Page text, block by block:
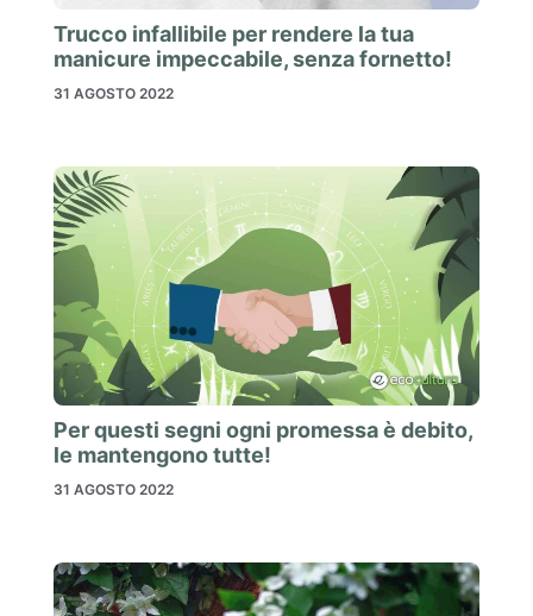
Trucco infallibile per rendere la tua
manicure impeccabile, senza fornetto!
31 AGOSTO 2022
Per questi segni ogni promessa è debito,
le mantengono tutte!
31 AGOSTO 2022